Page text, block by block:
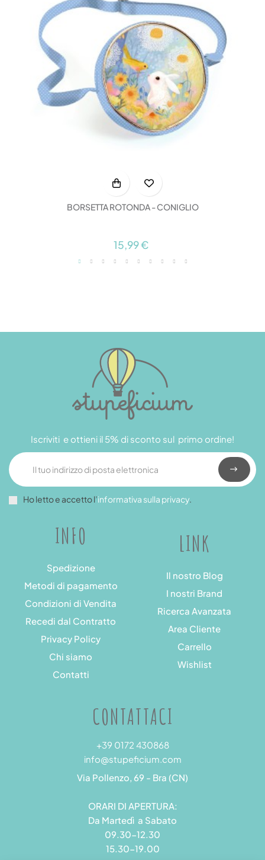
BORSETTA ROTONDA - CONIGLIO
15,99 €
INFO
Spedizione
Metodi di pagamento
Condizioni di Vendita
Recedi dal Contratto
Privacy Policy
Chi siamo
Contatti
LINK
Il nostro Blog
I nostri Brand
Ricerca Avanzata
Area Cliente
Carrello
Wishlist
Iscriviti e ottieni il 5% di sconto sul primo ordine!
Ho letto e accetto l’informativa sulla privacy.
CONTATTACI
+39 0172 430868
info@stupeficium.com
Via Pollenzo, 69 - Bra (CN)
ORARI DI APERTURA:
Da Martedì a Sabato
09.30-12.30
15.30-19.00